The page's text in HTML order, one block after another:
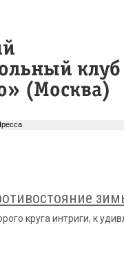
круга интриги, к